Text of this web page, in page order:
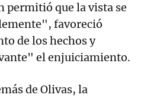
permitió que la vista se
favoreció
de los hechos y
el enjuiciamiento.
de Olivas, la